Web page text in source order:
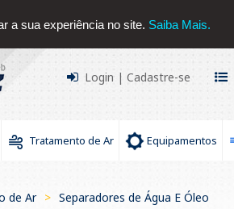
Login | Cadastre-se
Tratamento de Ar Equipamentos
de Ar > Separadores de Água E Óleo
a sua experiência no site. Saiba Mais.